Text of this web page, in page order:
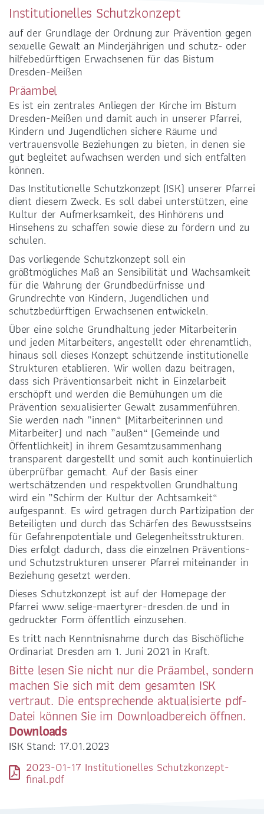
selige-maertyrer-dresden@pfarrei-bddmei.de
ADRESSE
Bernhardstraße 42
01187 Dresden-Plauen
BANKVERBINDUNG
LIGA-Bank Dresden e.G.
DE59 7509 0300 0008 2288 33
FÖRDERUNG
Institutionelles Schutzkonzept
auf der Grundlage der Ordnung zur Prävention gegen
sexuelle Gewalt an Minderjährigen und schutz- oder
hilfebedürftigen Erwachsenen für das Bistum
Dresden-Meißen
Präambel
Es ist ein zentrales Anliegen der Kirche im Bistum
Dresden-Meißen und damit auch in unserer Pfarrei,
Kindern und Jugendlichen sichere Räume und
vertrauensvolle Beziehungen zu bieten, in denen sie
gut begleitet aufwachsen werden und sich entfalten
können.
Das Institutionelle Schutzkonzept (ISK) unserer Pfarrei
dient diesem Zweck. Es soll dabei unterstützen, eine
Kultur der Aufmerksamkeit, des Hinhörens und
Hinsehens zu schaffen sowie diese zu fördern und zu
schulen.
Das vorliegende Schutzkonzept soll ein
größtmögliches Maß an Sensibilität und Wachsamkeit
für die Wahrung der Grundbedürfnisse und
Grundrechte von Kindern, Jugendlichen und
schutzbedürftigen Erwachsenen entwickeln.
Über eine solche Grundhaltung jeder Mitarbeiterin
und jeden Mitarbeiters, angestellt oder ehrenamtlich,
hinaus soll dieses Konzept schützende institutionelle
Strukturen etablieren. Wir wollen dazu beitragen,
dass sich Präventionsarbeit nicht in Einzelarbeit
erschöpft und werden die Bemühungen um die
Prävention sexualisierter Gewalt zusammenführen.
Sie werden nach „innen“ (Mitarbeiterinnen und
Mitarbeiter) und nach „außen“ (Gemeinde und
Öffentlichkeit) in ihrem Gesamtzusammenhang
transparent dargestellt und somit auch kontinuierlich
überprüfbar gemacht. Auf der Basis einer
wertschätzenden und respektvollen Grundhaltung
wird ein „Schirm der Kultur der Achtsamkeit“
aufgespannt. Es wird getragen durch Partizipation der
Beteiligten und durch das Schärfen des Bewusstseins
für Gefahrenpotentiale und Gelegenheitsstrukturen.
Dies erfolgt dadurch, dass die einzelnen Präventions-
und Schutzstrukturen unserer Pfarrei miteinander in
Beziehung gesetzt werden.
Dieses Schutzkonzept ist auf der Homepage der
Pfarrei www.selige-maertyrer-dresden.de und in
gedruckter Form öffentlich einzusehen.
Es tritt nach Kenntnisnahme durch das Bischöfliche
Ordinariat Dresden am 1. Juni 2021 in Kraft.
Bitte lesen Sie nicht nur die Präambel, sondern
machen Sie sich mit dem gesamten ISK
vertraut. Die entsprechende aktualisierte pdf-
Datei können Sie im Downloadbereich öffnen.
Downloads
ISK Stand: 17.01.2023
2023-01-17 Institutionelles Schutzkonzept-
final.pdf